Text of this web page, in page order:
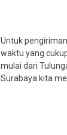
Untuk
waktu yang
mulai dari
Surabaya kita